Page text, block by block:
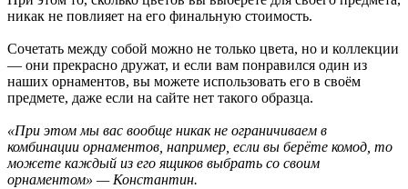
никак не повлияет на его финальную стоимость.
Сочетать между собой можно не только цвета, но и коллекции
— они прекрасно дружат, и если вам понравился один из
наших орнаментов, вы можете использовать его в своём
предмете, даже если на сайте нет такого образца.
«При этом мы вас вообще никак не ограничиваем в
комбинации орнаментов, например, если вы берёте комод, то
можете каждый из его ящиков выбрать со своим
орнаментом» — Константин.